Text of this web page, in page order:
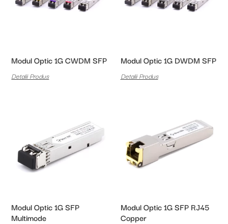
Modul Optic 1G CWDM SFP
Detalii Produs
Modul Optic 1G DWDM SFP
Detalii Produs
Modul Optic 1G SFP
Multimode
Modul Optic 1G SFP RJ45
Copper